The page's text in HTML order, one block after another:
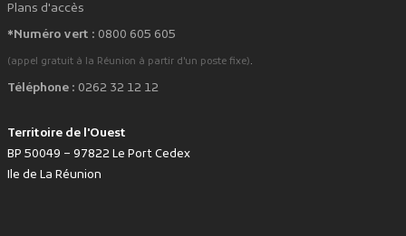
Plans d'accès
*Numéro vert : 0800 605 605
(appel gratuit à la Réunion à partir d'un poste fixe).
Téléphone : 0262 32 12 12
Territoire de l'Ouest
BP 50049 – 97822 Le Port Cedex
Ile de La Réunion